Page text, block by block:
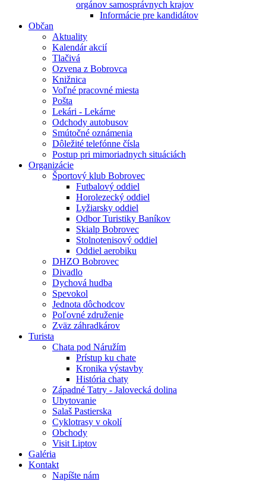
orgánov samosprávnych krajov
Informácie pre kandidátov
Občan
Aktuality
Kalendár akcií
Tlačivá
Ozvena z Bobrovca
Knižnica
Voľné pracovné miesta
Pošta
Lekári - Lekárne
Odchody autobusov
Smútočné oznámenia
Dôležité telefónne čísla
Postup pri mimoriadnych situáciách
Organizácie
Športový klub Bobrovec
Futbalový oddiel
Horolezecký oddiel
Lyžiarsky oddiel
Odbor Turistiky Baníkov
Skialp Bobrovec
Stolnotenisový oddiel
Oddiel aerobiku
DHZO Bobrovec
Divadlo
Dychová hudba
Spevokol
Jednota dôchodcov
Poľovné združenie
Zväz záhradkárov
Turista
Chata pod Náružím
Prístup ku chate
Kronika výstavby
História chaty
Západné Tatry - Jalovecká dolina
Ubytovanie
Salaš Pastierska
Cyklotrasy v okolí
Obchody
Visit Liptov
Galéria
Kontakt
Napíšte nám